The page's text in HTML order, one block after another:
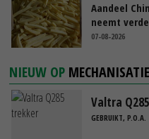
Aandeel
neemt
07-08-2026
NIEUW OP MECHANISATIE
Valtra
GEBRUIKT, P.O.A.